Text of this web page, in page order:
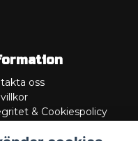
oss
& Cookiespolicy